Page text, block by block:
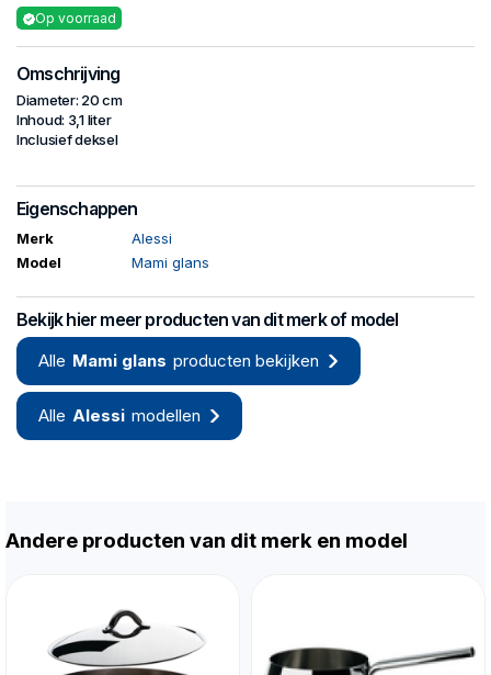
Op voorraad
Omschrijving
Diameter: 20 cm
Inhoud: 3,1 liter
Inclusief deksel
Eigenschappen
Merk
Alessi
Model
Mami glans
Bekijk hier meer producten van dit merk of model
Alle Mami glans producten bekijken
Alle Alessi modellen
Andere producten van dit merk en model